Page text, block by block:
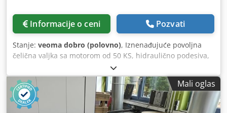
Informacije o ceni Pozvati
Stanje: veoma dobro (polovno), Iznenađujuće povoljna
čelična valjka sa motorom od 50 KS, hidraulično podesiva,
korišćena samo 600 sati. Dcjdpezpyggsfx Al Isk
Mali oglas